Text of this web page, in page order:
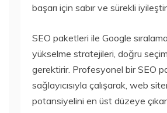
başarı için sabır ve sürekli
SEO paketleri ile Google
yükselme stratejileri, doğru
gerektirir. Profesyonel bir SEO
sağlayıcısıyla çalışarak, web
potansiyelini en üst düzeye